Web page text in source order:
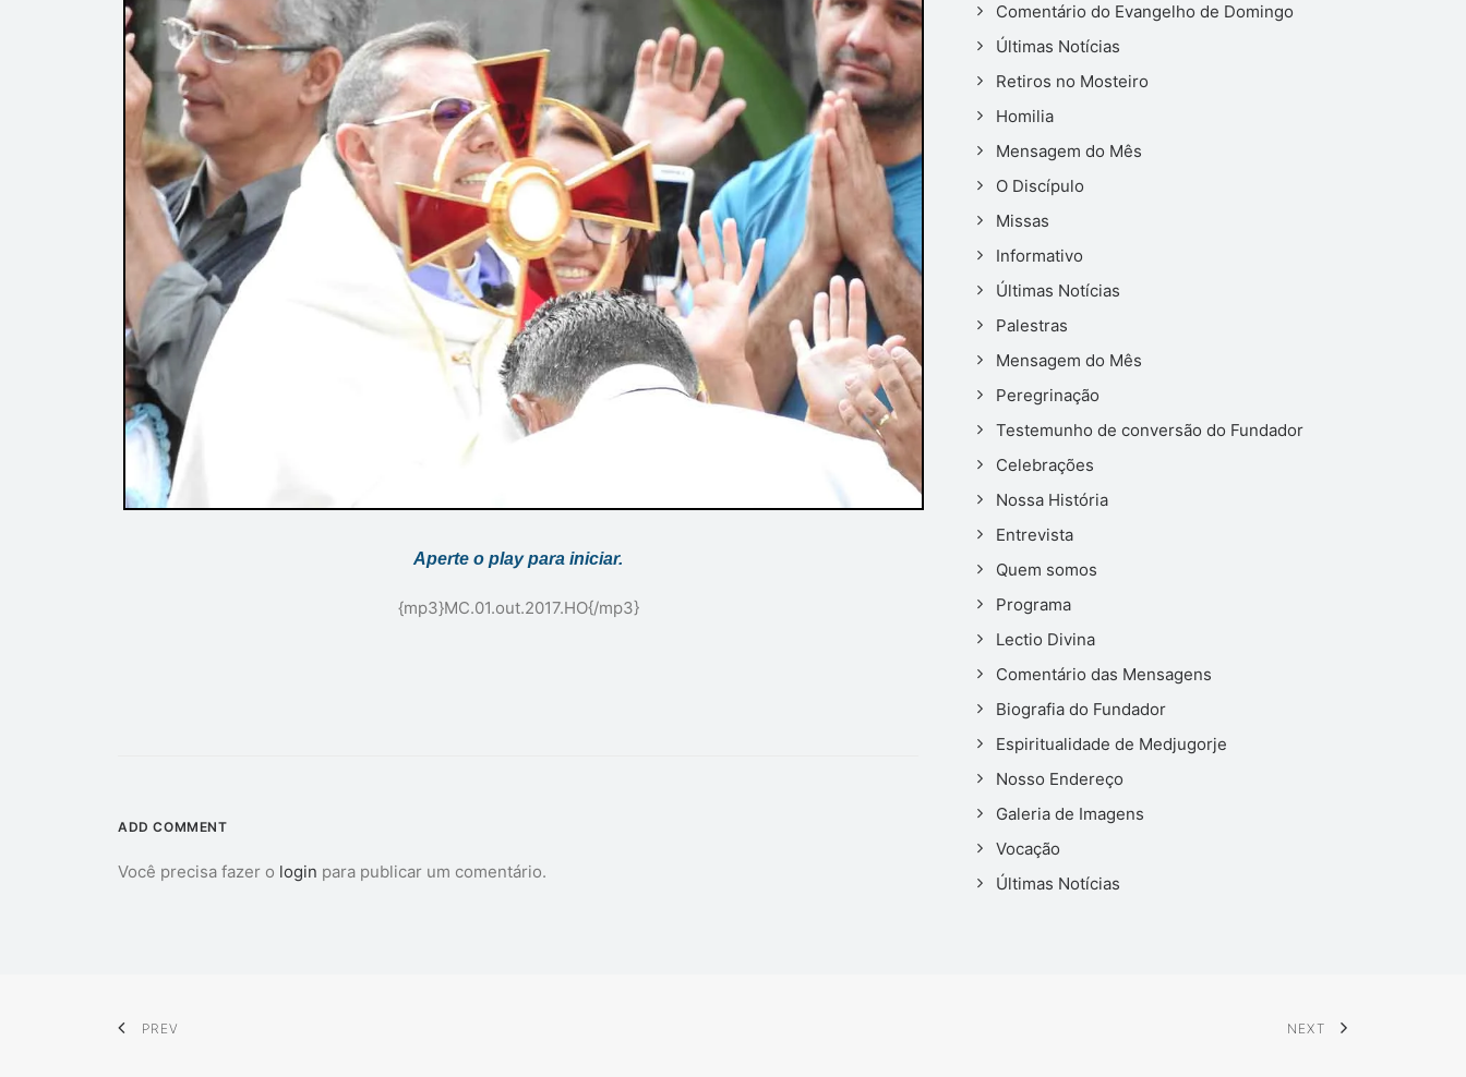
Aperte o play para iniciar.
{mp3}MC.01.out.2017.HO{/mp3}
ADD COMMENT
Você precisa fazer o login para publicar um comentário.
Comentário do Evangelho de Domingo
Últimas Notícias
Retiros no Mosteiro
Homilia
Mensagem do Mês
O Discípulo
Missas
Informativo
Últimas Notícias
Palestras
Mensagem do Mês
Peregrinação
Testemunho de conversão do Fundador
Celebrações
Nossa História
Entrevista
Quem somos
Programa
Lectio Divina
Comentário das Mensagens
Biografia do Fundador
Espiritualidade de Medjugorje
Nosso Endereço
Galeria de Imagens
Vocação
Últimas Notícias
PREV NEXT